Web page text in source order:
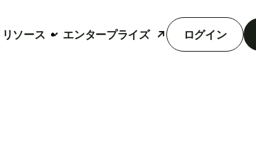
リソース エンタープライズ ログイン